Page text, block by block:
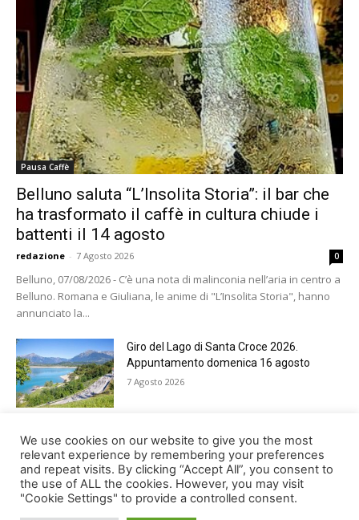
Pausa Caffè
Belluno saluta “L’Insolita Storia”: il bar che
ha trasformato il caffè in cultura chiude i
battenti il 14 agosto
redazione - 7 Agosto 2026 0
Belluno, 07/08/2026 - C’è una nota di malinconia nell’aria in centro a
Belluno. Romana e Giuliana, le anime di "L’Insolita Storia", hanno
annunciato la...
Giro del Lago di Santa Croce 2026.
Appuntamento domenica 16 agosto
7 Agosto 2026
Belluno rende omaggio ai cugini
Alessandro e Andrea Bristot
6 Agosto 2026
We use cookies on our website to give you the most
relevant experience by remembering your preferences
and repeat visits. By clicking “Accept All”, you consent to
the use of ALL the cookies. However, you may visit
"Cookie Settings" to provide a controlled consent.